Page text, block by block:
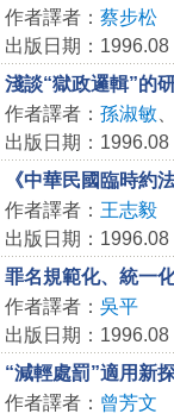
作者譯者： 蔡步松
出版日期：1996.08
淺談“獄政邏輯”的
作者譯者： 孫淑敏
出版日期：1996.08
《中華民國臨時約
作者譯者： 王志毅
出版日期：1996.08
罪名規範化、統一
作者譯者： 吳平
出版日期：1996.08
“減輕處罰”適用新
作者譯者： 曾芳文